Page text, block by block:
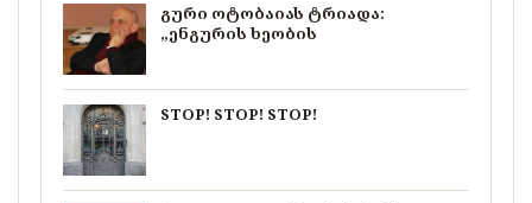
გური ოტობაიას ტრიადა:
„ენგურის ხეობის
STOP! STOP! STOP!